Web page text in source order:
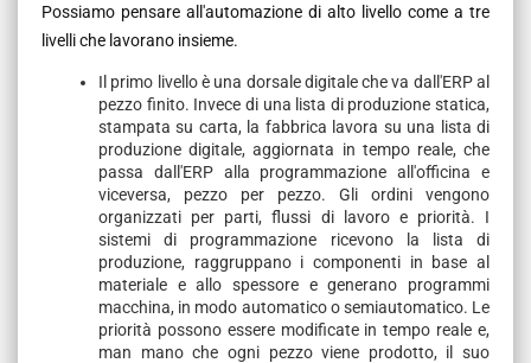
Possiamo pensare all'automazione di alto livello come a tre
livelli che lavorano insieme.
Il primo livello è una dorsale digitale che va dall'ERP al
pezzo finito. Invece di una lista di produzione statica,
stampata su carta, la fabbrica lavora su una lista di
produzione digitale, aggiornata in tempo reale, che
passa dall'ERP alla programmazione all'officina e
viceversa, pezzo per pezzo. Gli ordini vengono
organizzati per parti, flussi di lavoro e priorità. I
sistemi di programmazione ricevono la lista di
produzione, raggruppano i componenti in base al
materiale e allo spessore e generano programmi
macchina, in modo automatico o semiautomatico. Le
priorità possono essere modificate in tempo reale e,
man mano che ogni pezzo viene prodotto, il suo